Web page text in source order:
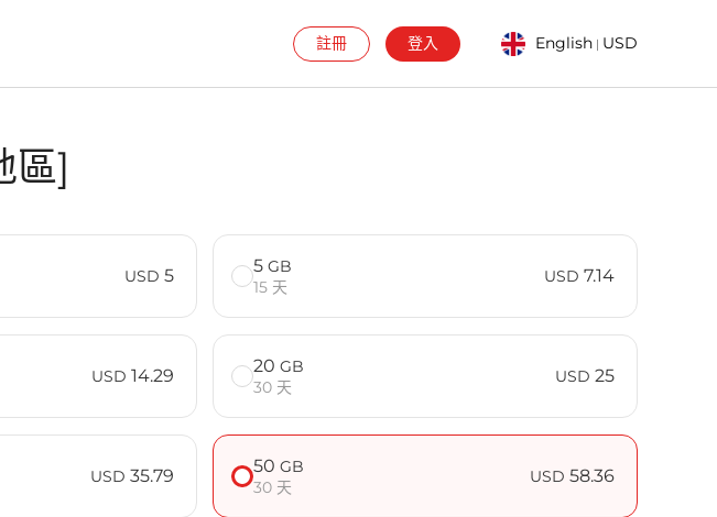
註冊 登入 English | USD
區]
USD 5 5 GB
15 天
USD 7.14
USD 14.29 20 GB
30 天
USD 25
USD 35.79 50 GB
30 天
USD 58.36